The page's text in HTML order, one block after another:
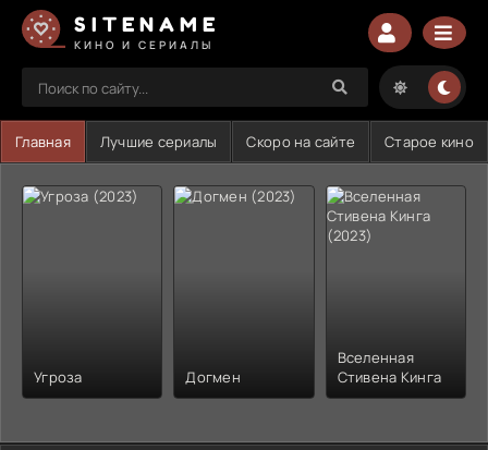
SITENAME
КИНО И СЕРИАЛЫ
Главная Лучшие сериалы Скоро на сайте Старое кино
Угроза Догмен
Вселенная
Стивена Кинга